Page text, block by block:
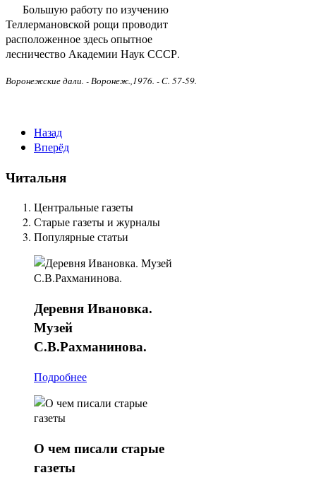
Большую работу по изучению
Теллермановской рощи про­водит
расположенное здесь опытное
лесничество Академии Наук СССР.
Воронежские дали. - Воронеж.,1976. - С. 57-59.
Назад
Вперёд
Читальня
Центральные газеты
Старые газеты и журналы
Популярные статьи
ДеревняИвановка.
Музей
С.В.Рахманинова.
Подробнее
О чем писали старые
газеты